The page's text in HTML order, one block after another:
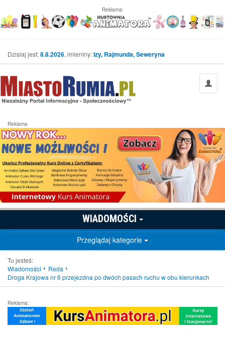
Reklama:
Dzisiaj jest:8.8.2026, imieniny:Izy, Rajmunda, Seweryna
Reklama
WIADOMOŚCI
Przeglądaj kategorie
Tu jesteś:
Wiadomości
Reda
Droga Krajowa nr 6️ przejezdna po dwóch pasach ruchu w obu kierunkach
Reklama: